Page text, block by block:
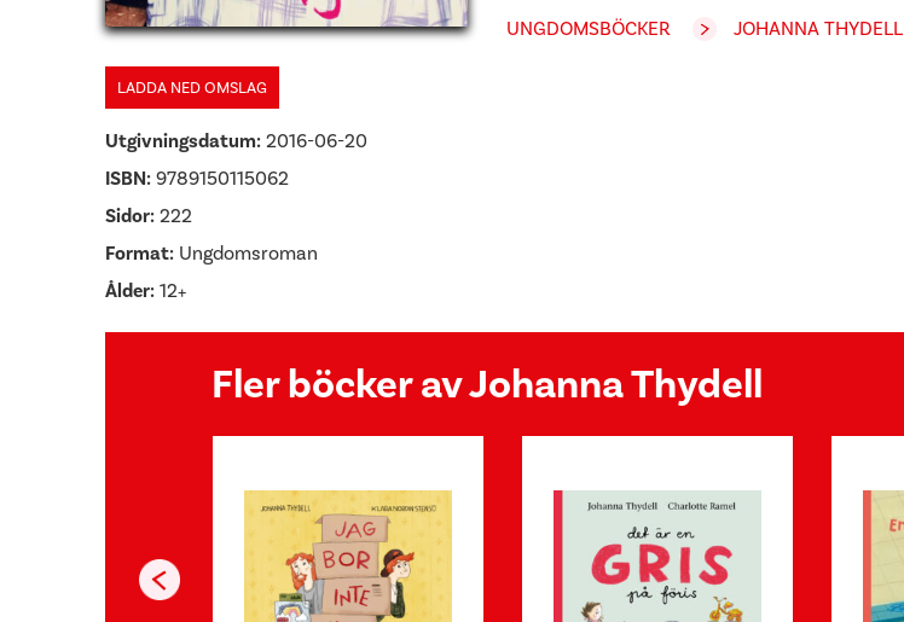
LADDA NED OMSLAG
Utgivningsdatum: 2016-06-20
ISBN: 9789150115062
Sidor: 222
Format: Ungdomsroman
Ålder: 12+
UNGDOMSBÖCKER JOHANNA THYDELL
Fler böcker av Johanna Thydell